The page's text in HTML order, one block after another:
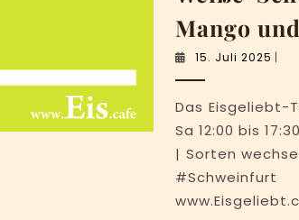
Mango
15. Juli 2025 15.
|
Das Eisgeliebt-
Sa 12:00 bis
| Sorten